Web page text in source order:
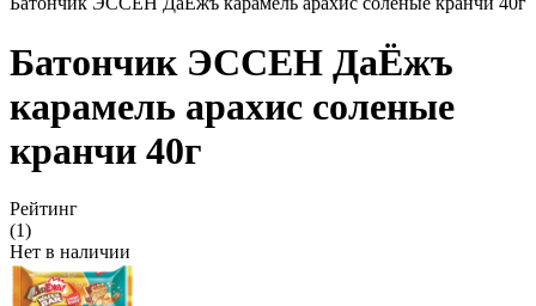
Батончик ЭССЕН ДаЁжъ
карамель арахис соленые
кранчи 40г
Рейтинг
(1)
Нет в наличии